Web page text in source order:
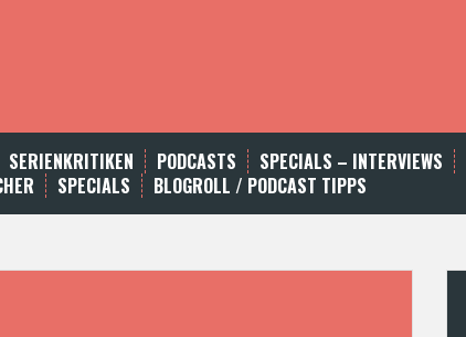
SERIENKRITIKEN PODCASTS SPECIALS – INTERVIEWS
SPECIALS BLOGROLL / PODCAST TIPPS